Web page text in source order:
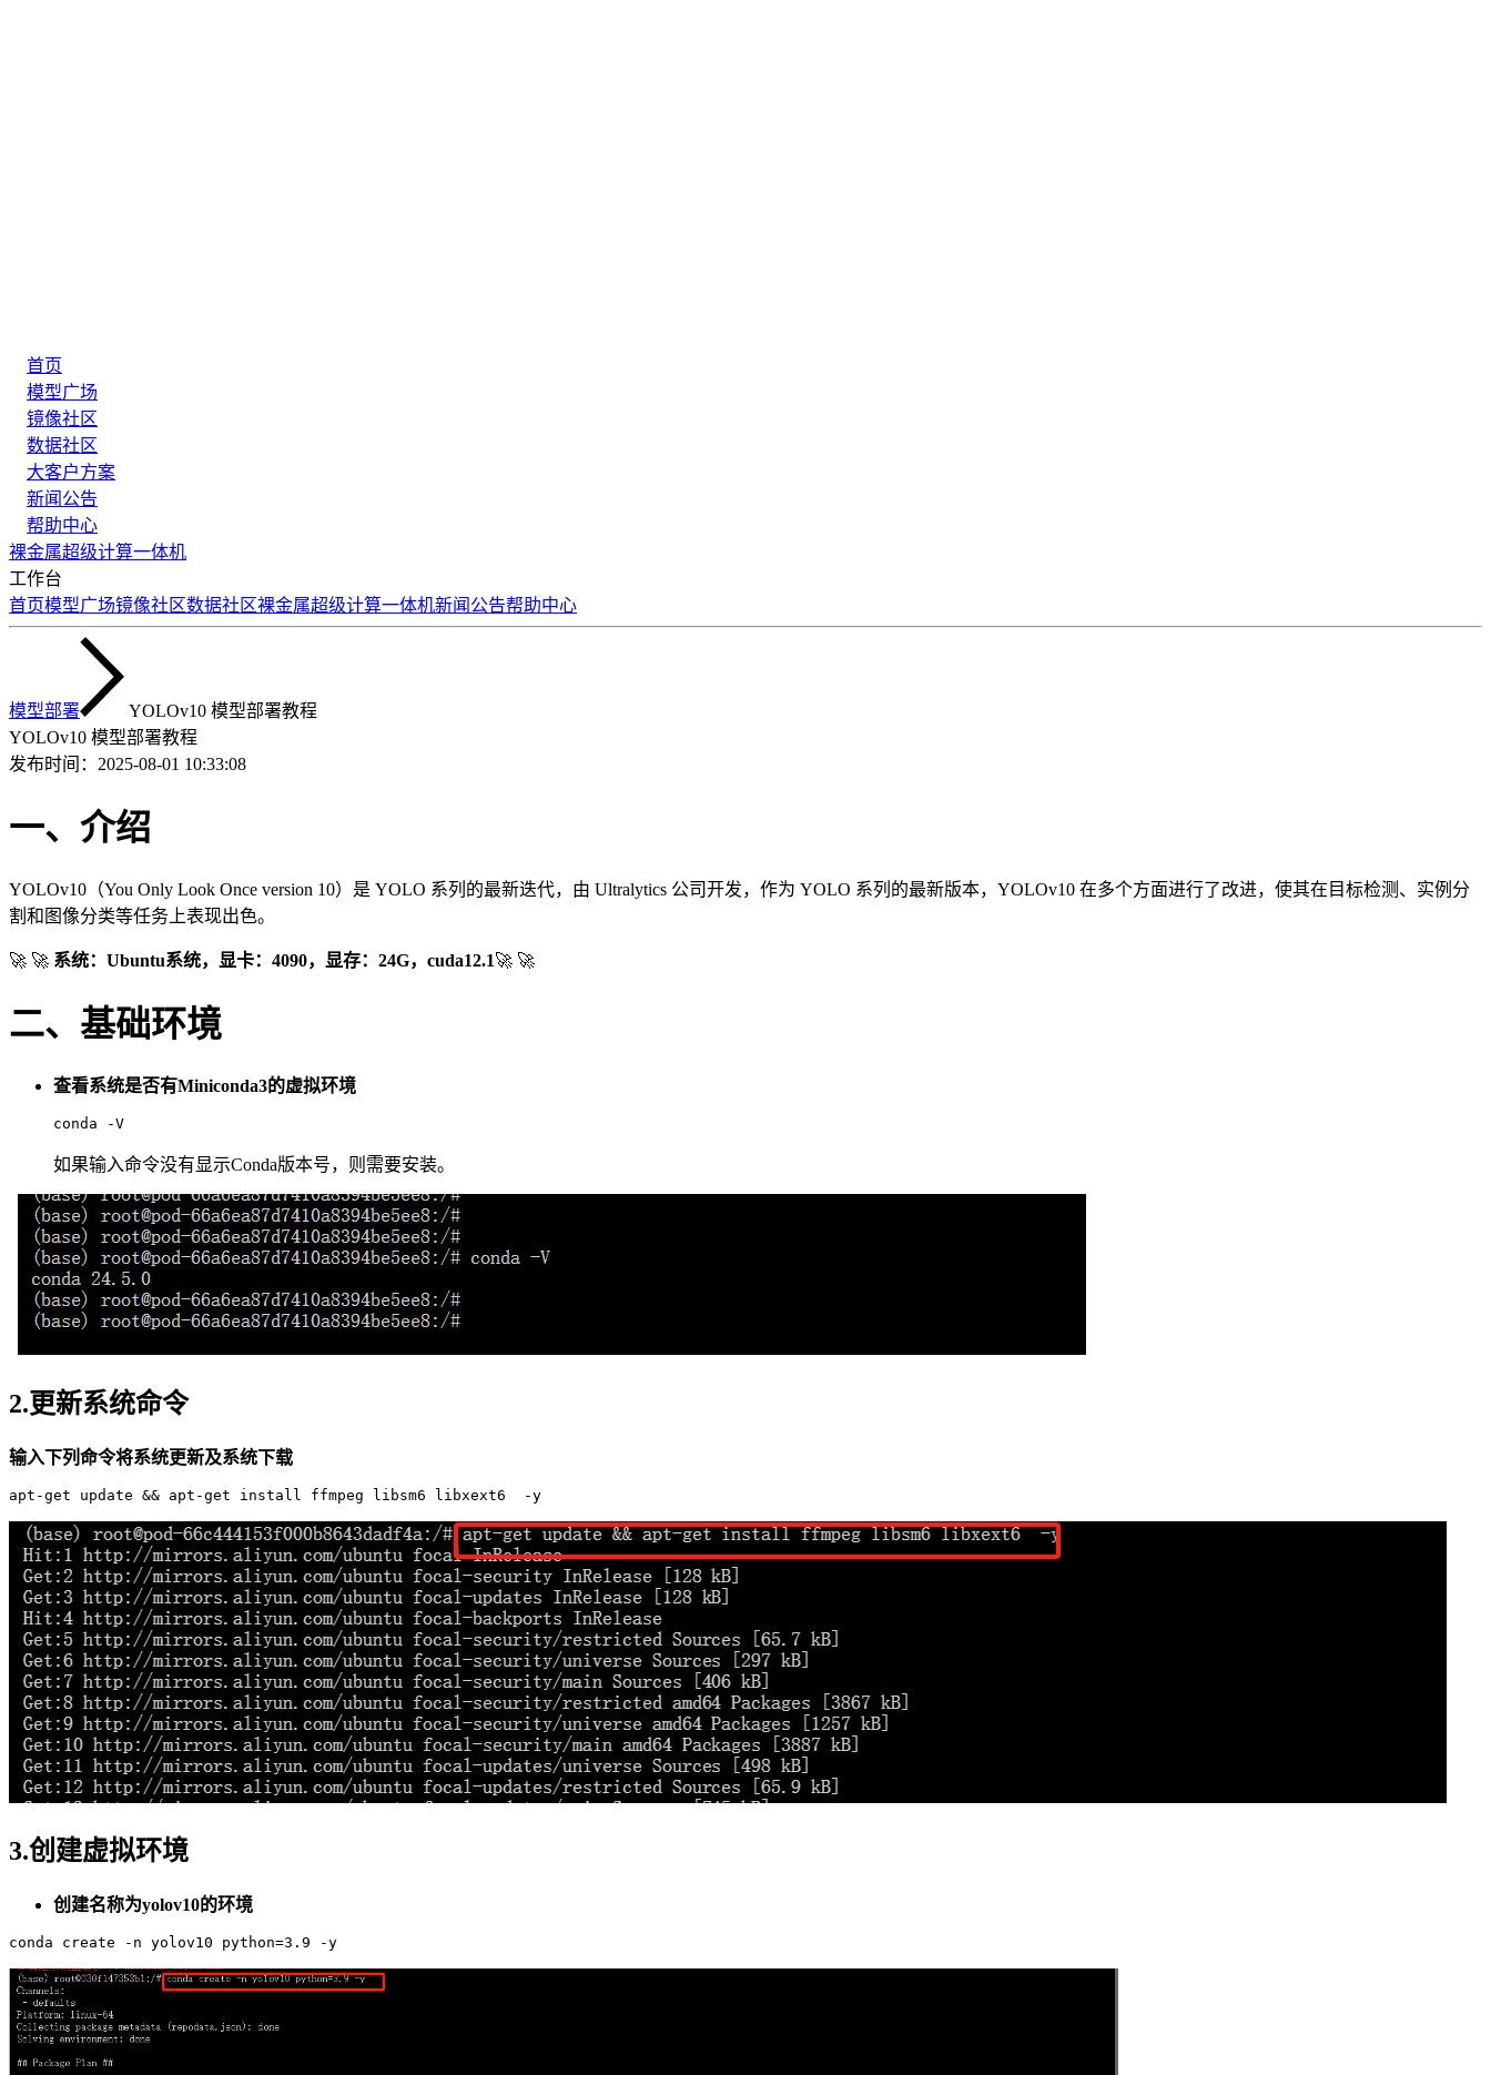
首页
模型广场
镜像社区
数据社区
大客户方案
新闻公告
帮助中心
裸金属超级计算一体机
工作台
首页模型广场镜像社区数据社区裸金属超级计算一体机新闻公告帮助中心
模型部署
YOLOv10 模型部署教程
YOLOv10 模型部署教程
发布时间： 2025-08-01 10:33:08
一、介绍
YOLOv10（You Only Look Once version 10）是 YOLO 系列的最新迭代，由 Ultralytics 公司开发，作为 YOLO 系列的最新版本，YOLOv10 在多个方面进行了改进，使其在目标检测、实例分
割和图像分类等任务上表现出色。
🚀️ 🚀️ 系统：Ubuntu系统，显卡：4090，显存：24G，cuda12.1🚀️ 🚀️
二、基础环境
查看系统是否有Miniconda3的虚拟环境
conda
如果输入命令没有显示Conda版本号，则需要安装。
2.更新系统命令
输入下列命令将系统更新及系统下载
apt-get update && apt-get
3.创建虚拟环境
创建名称为yolov10的环境
conda create -n yolov10 python=3 . 9